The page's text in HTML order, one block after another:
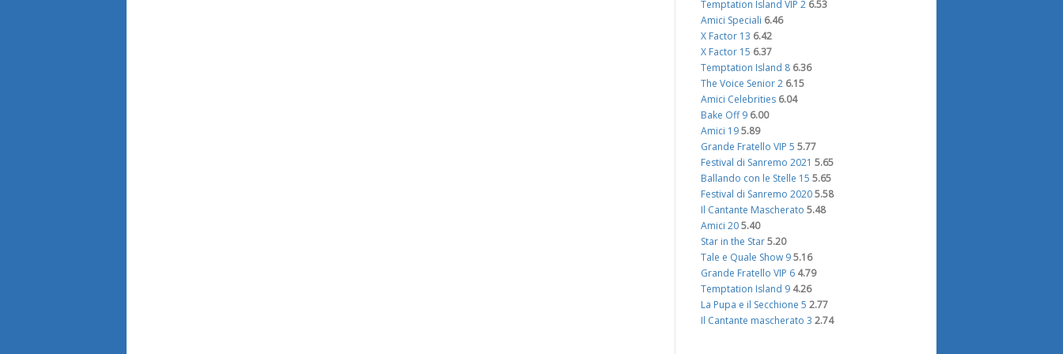
Temptation Island VIP 2 6.53
Amici Speciali 6.46
X Factor 13 6.42
X Factor 15 6.37
Temptation Island 8 6.36
The Voice Senior 2 6.15
Amici Celebrities 6.04
Bake Off 9 6.00
Amici 19 5.89
Grande Fratello VIP 5 5.77
Festival di Sanremo 2021 5.65
Ballando con le Stelle 15 5.65
Festival di Sanremo 2020 5.58
Il Cantante Mascherato 5.48
Amici 20 5.40
Star in the Star 5.20
Tale e Quale Show 9 5.16
Grande Fratello VIP 6 4.79
Temptation Island 9 4.26
La Pupa e il Secchione 5 2.77
Il Cantante mascherato 3 2.74